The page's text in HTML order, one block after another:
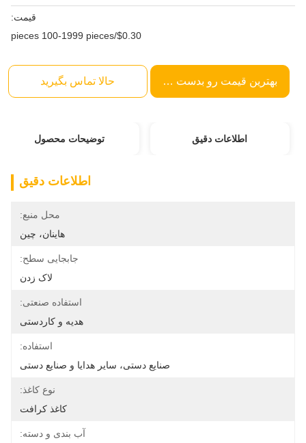
قیمت:
$0.30/pieces 100-1999 pieces
بهترین قیمت رو بدست بیار حالا تماس بگیرید
اطلاعات دقیق توضیحات محصول
اطلاعات دقیق
محل منبع:
هاینان، چین
جابجایی سطح:
لاک زدن
استفاده صنعتی:
هدیه و کاردستی
استفاده:
صنایع دستی، سایر هدایا و صنایع دستی
نوع کاغذ:
کاغذ کرافت
آب بندی و دسته: